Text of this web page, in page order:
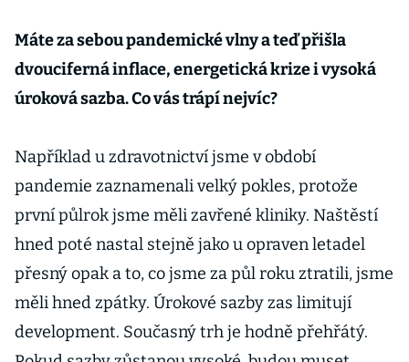
Máte za sebou pandemické vlny a teď přišla
dvouciferná inflace, energetická krize i vysoká
úroková sazba. Co vás trápí nejvíc?
Například u zdravotnictví jsme v období
pandemie zaznamenali velký pokles, protože
první půlrok jsme měli zavřené kliniky. Naštěstí
hned poté nastal stejně jako u opraven letadel
přesný opak a to, co jsme za půl roku ztratili, jsme
měli hned zpátky. Úrokové sazby zas limitují
development. Současný trh je hodně přehřátý.